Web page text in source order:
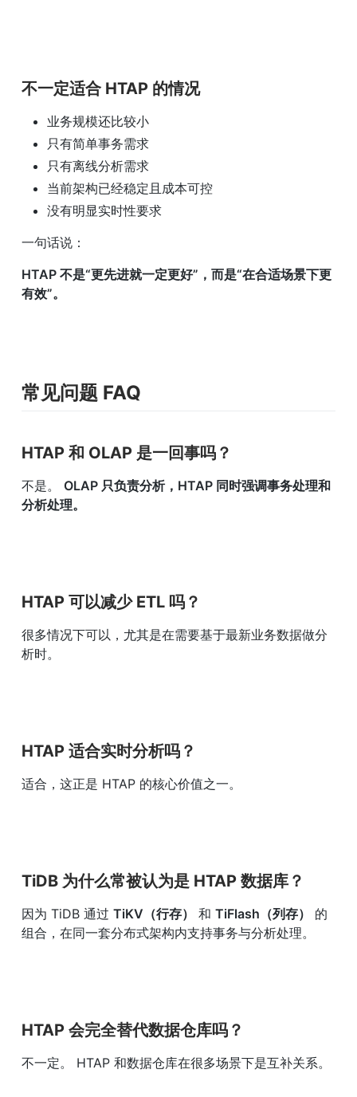
不一定适合 HTAP 的情况
业务规模还比较小
只有简单事务需求
只有离线分析需求
当前架构已经稳定且成本可控
没有明显实时性要求
一句话说：
HTAP 不是“更先进就一定更好”，而是“在合适场景下更
有效”。
常见问题 FAQ
HTAP 和 OLAP 是一回事吗？
不是。 OLAP 只负责分析，HTAP 同时强调事务处理和
分析处理。
HTAP 可以减少 ETL 吗？
很多情况下可以，尤其是在需要基于最新业务数据做分
析时。
HTAP 适合实时分析吗？
适合，这正是 HTAP 的核心价值之一。
TiDB 为什么常被认为是 HTAP 数据库？
因为 TiDB 通过 TiKV（行存） 和 TiFlash（列存）
的
组合，在同一套分布式架构内支持事务与分析处理。
HTAP 会完全替代数据仓库吗？
不一定。 HTAP 和数据仓库在很多场景下是互补关系。